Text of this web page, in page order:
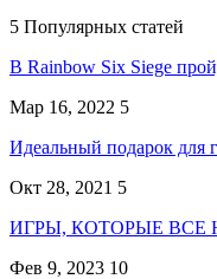
5 Популярных статей
В Rainbow Six Siege
Мар 16, 2022 5
Идеальный подарок для
Окт 28, 2021 5
ИГРЫ, КОТОРЫЕ ВСЕ
Фев 9, 2023 10